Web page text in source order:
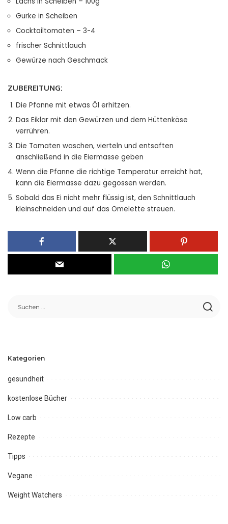
Gurke in Scheiben
Cocktailtomaten – 3-4
frischer Schnittlauch
Gewürze nach Geschmack
ZUBEREITUNG:
Die Pfanne mit etwas Öl erhitzen.
Das Eiklar mit den Gewürzen und dem Hüttenkäse
verrühren.
Die Tomaten waschen, vierteln und entsaften
anschließend in die Eiermasse geben
Wenn die Pfanne die richtige Temperatur erreicht hat,
kann die Eiermasse dazu gegossen werden.
Sobald das Ei nicht mehr flüssig ist, den Schnittlauch
kleinschneiden und auf das Omelette streuen.
Kategorien
gesundheit
kostenlose Bücher
Low carb
Rezepte
Tipps
Vegane
Weight Watchers